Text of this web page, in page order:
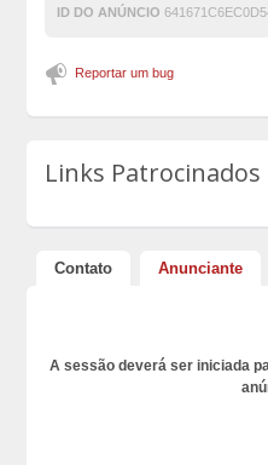
ID DO ANÚNCIO
Reportar um bug
Links Patrocinados
Contato Anunciante
A sessão deverá ser iniciada